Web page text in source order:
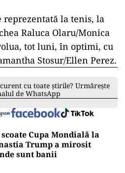
reprezentată la tenis, la
Raluca Olaru/Monica
tot luni, în optimi, cu
Stosur/Ellen Perez.
cu toate știrile? Urmărește
de WhatsApp
Cupa Mondială la
Trump a mirosit
sunt banii